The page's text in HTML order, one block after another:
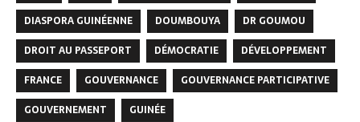
DIASPORA GUINÉENNE
DOUMBOUYA
DR GOUMOU
DROIT AU PASSEPORT
DÉMOCRATIE
DÉVELOPPEMENT
FRANCE
GOUVERNANCE
GOUVERNANCE PARTICIPATIVE
GOUVERNEMENT
GUINÉE